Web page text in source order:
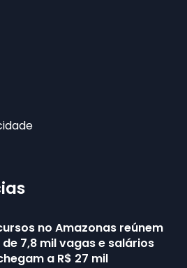
no Amazonas reúnem
7,8 mil vagas e salários
a R$ 27 mil